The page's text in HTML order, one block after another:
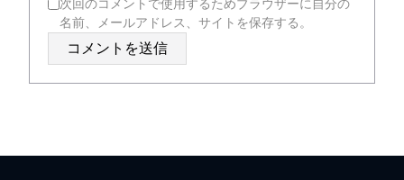
名前、メールアドレス、サイトを保存する。